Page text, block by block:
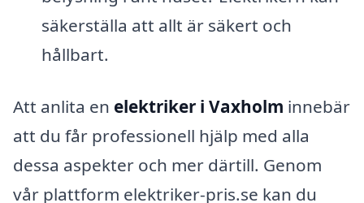
säkerställa att allt är säkert och
hållbart.
Att anlita en elektriker i Vaxholm innebär
att du får professionell hjälp med alla
dessa aspekter och mer därtill. Genom
vår plattform elektriker-pris.se kan du